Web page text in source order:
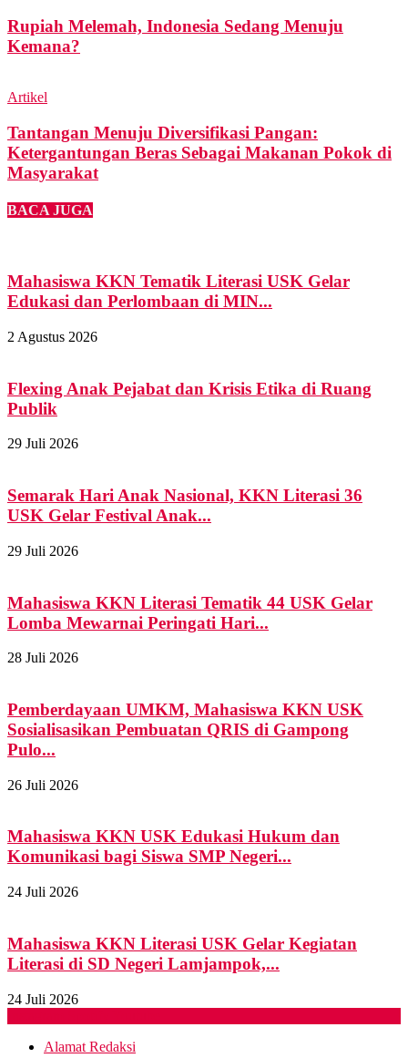
Rupiah Melemah, Indonesia Sedang Menuju
Kemana?
Artikel
Tantangan Menuju Diversifikasi Pangan:
Ketergantungan Beras Sebagai Makanan Pokok di
Masyarakat
BACA JUGA
Mahasiswa KKN Tematik Literasi USK Gelar
Edukasi dan Perlombaan di MIN...
2 Agustus 2026
Flexing Anak Pejabat dan Krisis Etika di Ruang
Publik
29 Juli 2026
Semarak Hari Anak Nasional, KKN Literasi 36
USK Gelar Festival Anak...
29 Juli 2026
Mahasiswa KKN Literasi Tematik 44 USK Gelar
Lomba Mewarnai Peringati Hari...
28 Juli 2026
Pemberdayaan UMKM, Mahasiswa KKN USK
Sosialisasikan Pembuatan QRIS di Gampong
Pulo...
26 Juli 2026
Mahasiswa KKN USK Edukasi Hukum dan
Komunikasi bagi Siswa SMP Negeri...
24 Juli 2026
Mahasiswa KKN Literasi USK Gelar Kegiatan
Literasi di SD Negeri Lamjampok,...
24 Juli 2026
Alamat Redaksi